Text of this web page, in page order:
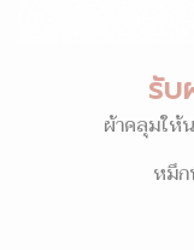
รับ
ผ้าคลุมให้
หมึ